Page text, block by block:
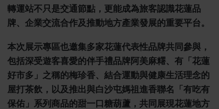
轉運站不只是交通節點，更能成為旅客認識花蓮品
牌、企業交流合作及推動地方產業發展的重要平台。
本次展示專區也邀集多家花蓮代表性品牌共同參與，
包括深受遊客喜愛的伴手禮品牌阿美麻糬、有「花蓮
好市多」之稱的梅珍香、結合運動與健康生活理念的
屋打茶飲，以及推出與白沙屯媽祖進香聯名「有吃有
保佑」系列商品的甜一口糖葫蘆，共同展現花蓮地方